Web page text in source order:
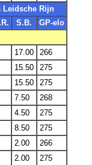
Leidsche Rijn
S.B.
GP-elo
17.00
266
15.50
275
15.50
275
7.50
268
4.50
275
8.50
275
2.00
266
2.00 275